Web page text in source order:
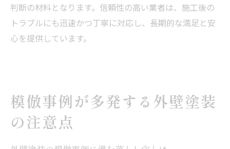
判断の材料となります。信頼性の高い業者は、施工後の
トラブルにも迅速かつ丁寧に対応し、長期的な満足と安
心を提供しています。
模倣事例が多発する外壁塗装
の注意点